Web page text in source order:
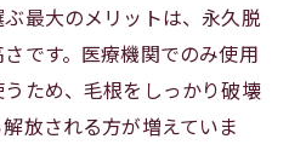
最大のメリットは、永久脱
です。医療機関でのみ使用
ため、毛根をしっかり破壊
放される方が増えていま